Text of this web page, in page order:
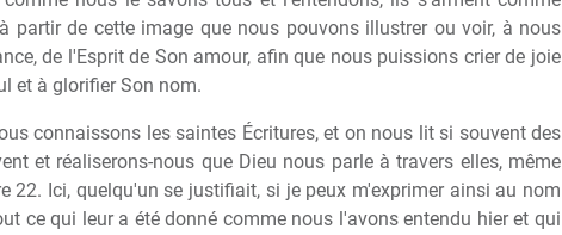
partir de cette image que nous pouvons illustrer ou voir, à nous
de l'Esprit de Son amour, afin que nous puissions crier de joie
et à glorifier Son nom.
connaissons les saintes Écritures, et on nous lit si souvent des
et réaliserons-nous que Dieu nous parle à travers elles, même
22. Ici, quelqu'un se justifiait, si je peux m'exprimer ainsi au nom
ce qui leur a été donné comme nous l'avons entendu hier et qui